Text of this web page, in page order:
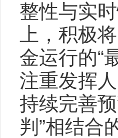
整性与实
上，积极
金运行的“
注重发挥
持续完善
判”相结合